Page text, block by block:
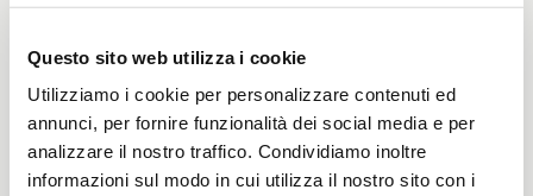
Questo sito web utilizza i cookie
Utilizziamo i cookie per personalizzare contenuti ed
annunci, per fornire funzionalità dei social media e per
analizzare il nostro traffico. Condividiamo inoltre
informazioni sul modo in cui utilizza il nostro sito con i